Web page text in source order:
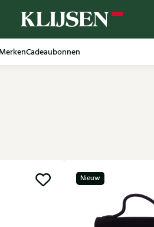
MerkenCadeaubonnen
Nieuw